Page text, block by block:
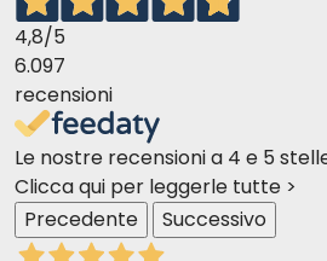
4,8/5
6.097
recensioni
Le nostre recensioni a 4 e 5
Clicca qui per leggerle tutte >
Precedente
Successivo